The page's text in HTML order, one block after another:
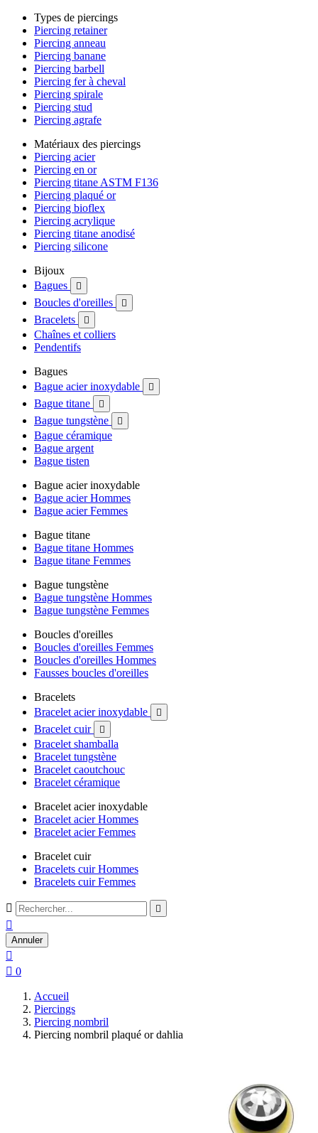
Types de piercings
Piercing retainer
Piercing anneau
Piercing banane
Piercing barbell
Piercing fer à cheval
Piercing spirale
Piercing stud
Piercing agrafe
Matériaux des piercings
Piercing acier
Piercing en or
Piercing titane ASTM F136
Piercing plaqué or
Piercing bioflex
Piercing acrylique
Piercing titane anodisé
Piercing silicone
Bijoux
Bagues

Boucles d'oreilles 
Bracelets 
Chaînes et colliers
Pendentifs
Bagues
Bague acier inoxydable

Bague titane 
Bague tungstène 
Bague céramique
Bague argent
Bague tisten
Bague acier inoxydable
Bague acier Hommes
Bague acier Femmes
Bague titane
Bague titane Hommes
Bague titane Femmes
Bague tungstène
Bague tungstène Hommes
Bague tungstène Femmes
Boucles d'oreilles
Boucles d'oreilles Femmes
Boucles d'oreilles Hommes
Fausses boucles d'oreilles
Bracelets
Bracelet acier inoxydable

Bracelet cuir 
Bracelet shamballa
Bracelet tungstène
Bracelet caoutchouc
Bracelet céramique
Bracelet acier inoxydable
Bracelet acier Hommes
Bracelet acier Femmes
Bracelet cuir
Bracelets cuir Hommes
Bracelets cuir Femmes
 

Annuler

 0
Accueil
Piercings
Piercing nombril
Piercing nombril plaqué or dahlia